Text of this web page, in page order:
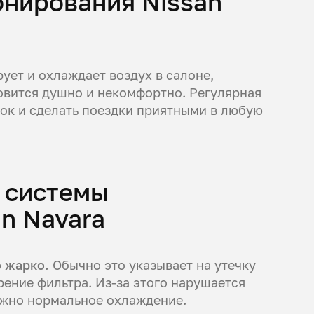
и охлаждает воздух в салоне,
душно и некомфортно. Регулярная
и сделать поездки приятными в любую
Navara
жарко. Обычно это указывает на утечку
фильтра. Из-за этого нарушается
нормальное охлаждение.